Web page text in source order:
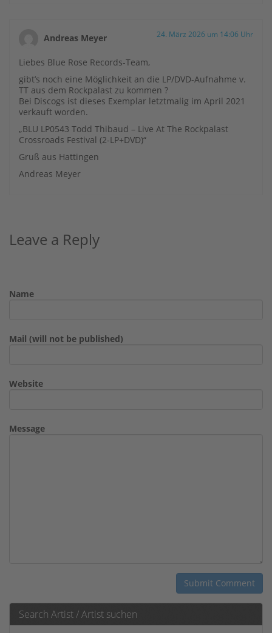
Andreas Meyer 24. März 2026 um 14:06 Uhr
Liebes Blue Rose Records-Team,
gibt’s noch eine Möglichkeit an die LP/DVD-Aufnahme v.
TT aus dem Rockpalast zu kommen ?
Bei Discogs ist dieses Exemplar letztmalig im April 2021
verkauft worden.
„BLU LP0543 Todd Thibaud – Live At The Rockpalast
Crossroads Festival (2-LP+DVD)“
Gruß aus Hattingen
Andreas Meyer
Leave a Reply
Name
Mail (will not be published)
Website
Message
Search Artist / Artist suchen